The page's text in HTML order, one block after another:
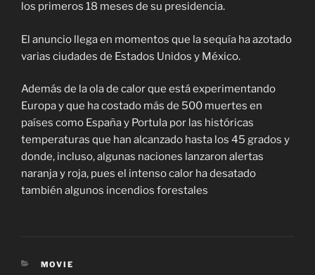
los primeros 18 meses de su presidencia.
El anuncio llega en momentos que la sequía ha azotado
varias ciudades de Estados Unidos y México.
Además de la ola de calor que está experimentando
Europa y que ha costado más de 500 muertes en
países como España y Portula por las históricas
temperaturas que han alcanzado hasta los 45 grados y
donde, incluso, algunas naciones lanzaron alertas
naranja y roja, pues el intenso calor ha desatado
también algunos incendios forestales
CATEGORIES
MOVIE